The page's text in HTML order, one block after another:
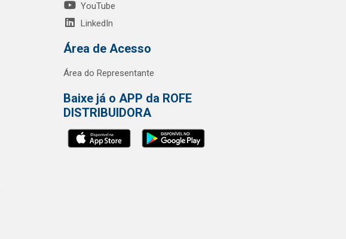
YouTube
LinkedIn
Área de Acesso
Área do Representante
Baixe já o APP da ROFE
DISTRIBUIDORA